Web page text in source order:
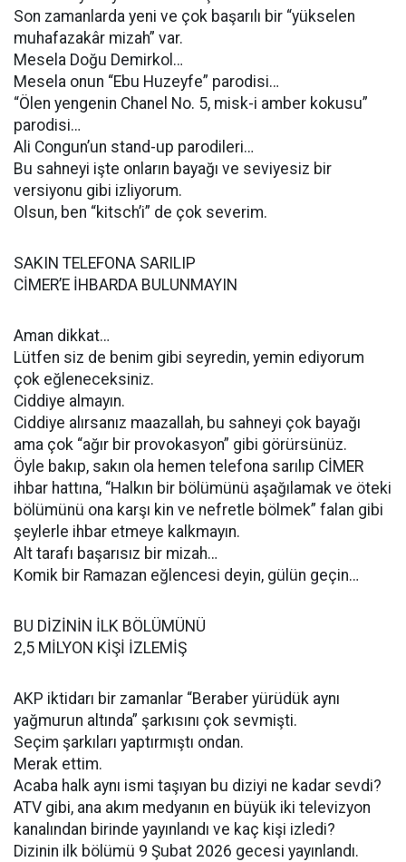
Son zamanlarda yeni ve çok başarılı bir “yükselen
muhafazakâr mizah” var.
Mesela Doğu Demirkol…
Mesela onun “Ebu Huzeyfe” parodisi…
“Ölen yengenin Chanel No. 5, misk-i amber kokusu”
parodisi…
Ali Congun’un stand-up parodileri…
Bu sahneyi işte onların bayağı ve seviyesiz bir
versiyonu gibi izliyorum.
Olsun, ben “kitsch’i” de çok severim.
SAKIN TELEFONA SARILIP
CİMER’E İHBARDA BULUNMAYIN
Aman dikkat…
Lütfen siz de benim gibi seyredin, yemin ediyorum
çok eğleneceksiniz.
Ciddiye almayın.
Ciddiye alırsanız maazallah, bu sahneyi çok bayağı
ama çok “ağır bir provokasyon” gibi görürsünüz.
Öyle bakıp, sakın ola hemen telefona sarılıp CİMER
ihbar hattına, “Halkın bir bölümünü aşağılamak ve öteki
bölümünü ona karşı kin ve nefretle bölmek” falan gibi
şeylerle ihbar etmeye kalkmayın.
Alt tarafı başarısız bir mizah…
Komik bir Ramazan eğlencesi deyin, gülün geçin…
BU DİZİNİN İLK BÖLÜMÜNÜ
2,5 MİLYON KİŞİ İZLEMİŞ
AKP iktidarı bir zamanlar “Beraber yürüdük aynı
yağmurun altında” şarkısını çok sevmişti.
Seçim şarkıları yaptırmıştı ondan.
Merak ettim.
Acaba halk aynı ismi taşıyan bu diziyi ne kadar sevdi?
ATV gibi, ana akım medyanın en büyük iki televizyon
kanalından birinde yayınlandı ve kaç kişi izledi?
Dizinin ilk bölümü 9 Şubat 2026 gecesi yayınlandı.